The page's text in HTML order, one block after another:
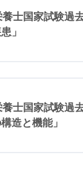
士国家試験過
」
士国家試験過
造と機能」